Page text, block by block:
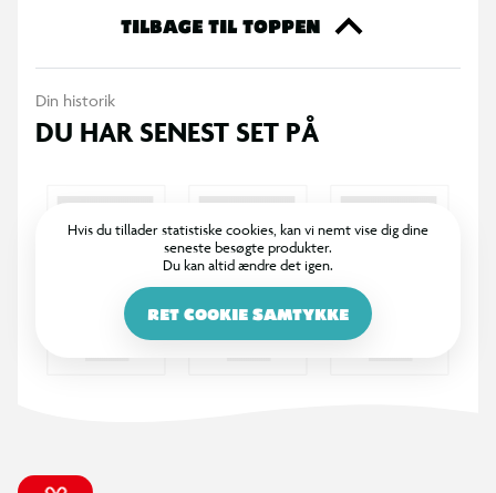
TILBAGE TIL TOPPEN
Din historik
DU HAR SENEST SET PÅ
Hvis du tillader statistiske cookies, kan vi nemt vise dig dine
seneste besøgte produkter.
Du kan altid ændre det igen.
RET COOKIE SAMTYKKE